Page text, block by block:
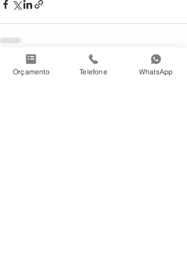
Posts recentes Ver tudo
Orçamento Telefone WhatsApp